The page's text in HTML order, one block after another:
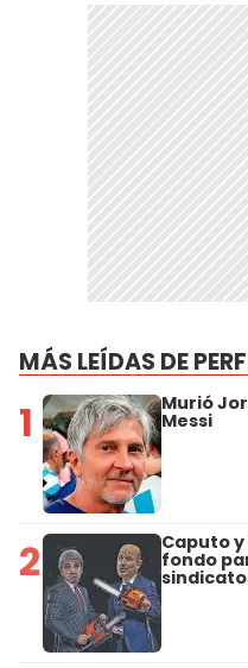
MÁS LEÍDAS DE
1 Murió
Messi
2 Caputo
fondo